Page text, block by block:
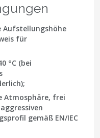
Aufstellungshöhe
für
°C (bei
Atmosphäre, frei
gemäß EN/IEC